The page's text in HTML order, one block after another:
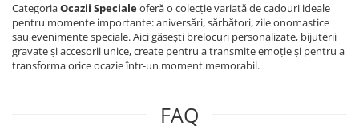
CategoriaOcazii Specialeoferă o colecție variată de cadouri ideale
pentru momente importante: aniversări, sărbători, zile onomastice
sau evenimente speciale. Aici găsești brelocuri personalizate, bijuterii
gravate și accesorii unice, create pentru a transmite emoție și pentru a
transforma orice ocazie într-un moment memorabil.
FAQ